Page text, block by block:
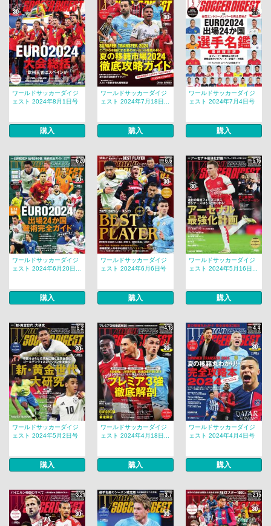
ワールドサッカーダイジ
ェスト 2024年8月1日号
購入
ワールドサッカーダイジ
ェスト 2024年7月18日...
購入
ワールドサッカーダイジ
ェスト 2024年7月4日号
購入
ワールドサッカーダイジ
ェスト 2024年6月20日...
購入
ワールドサッカーダイジ
ェスト 2024年6月6日号
購入
ワールドサッカーダイジ
ェスト 2024年5月16日...
購入
ワールドサッカーダイジ
ェスト 2024年5月2日号
購入
ワールドサッカーダイジ
ェスト 2024年4月18日...
購入
ワールドサッカーダイジ
ェスト 2024年4月4日号
購入